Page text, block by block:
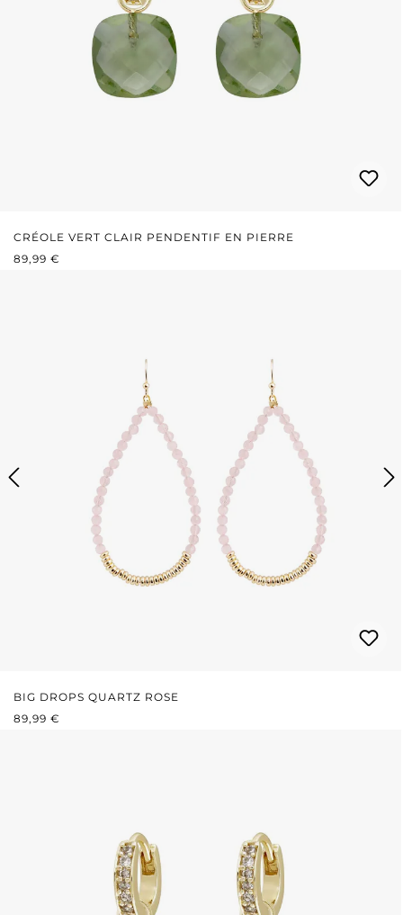
CRÉOLE VERT CLAIR PENDENTIF EN PIERRE
PRIX RÉGULIER :
89,99 €
BIG DROPS QUARTZ ROSE
PRIX RÉGULIER :
89,99 €